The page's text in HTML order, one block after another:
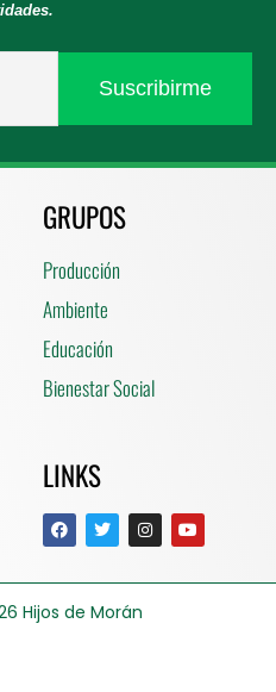
GRUPOS
Producción
Ambiente
Educación
Bienestar Social
LINKS
Hijos de Morán